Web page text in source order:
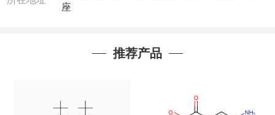
信联系)
以下是公司部分现货产品，同类也均可提供，
座
推荐产品